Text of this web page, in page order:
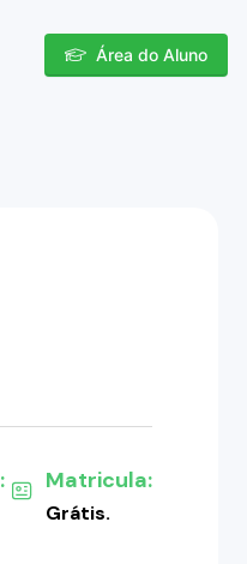
Área do Aluno
Matricula:
Grátis.